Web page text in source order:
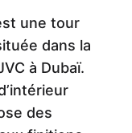
une tour
dans la
à Dubaï.
des